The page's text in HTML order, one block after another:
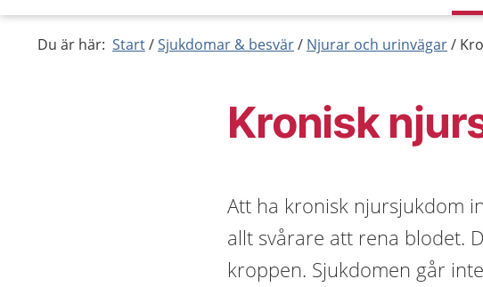
Du är här: Start Sjukdomar & besvär Njurar och urinvägar
Kronisk
Att ha kronisk njursjukdom
allt svårare att rena blodet.
kroppen. Sjukdomen går